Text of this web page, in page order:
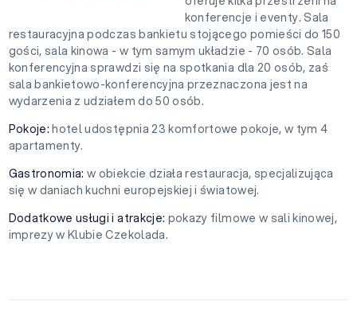
konferencje i eventy. Sala
restauracyjna podczas bankietu stojącego pomieści do 150
gości, sala kinowa - w tym samym układzie - 70 osób. Sala
konferencyjna sprawdzi się na spotkania dla 20 osób, zaś
sala bankietowo-konferencyjna przeznaczona jest na
wydarzenia z udziałem do 50 osób.
Pokoje:hotel udostępnia 23 komfortowe pokoje, w tym 4
apartamenty.
Gastronomia:w obiekcie działa restauracja, specjalizująca
się w daniach kuchni europejskiej i światowej.
Dodatkowe usługi i atrakcje: pokazy filmowe w sali kinowej,
imprezy w Klubie Czekolada.